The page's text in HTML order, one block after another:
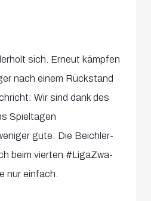
sich. Erneut kämpfen
nach einem Rückstand
Wir sind dank des
Spieltagen
gute: Die Beichler-
beim vierten #LigaZwa-
nur einfach.